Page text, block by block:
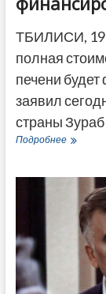
ТБИЛИСИ, 19
полная
печени
заявил
страны
ПодробнееВ
печени
будут